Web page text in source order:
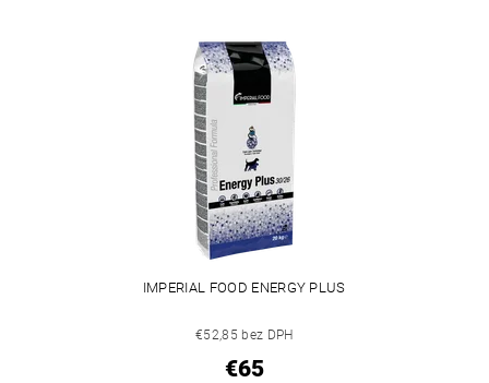
IMPERIAL FOOD ENERGY PLUS
€52,85 bez DPH
€65